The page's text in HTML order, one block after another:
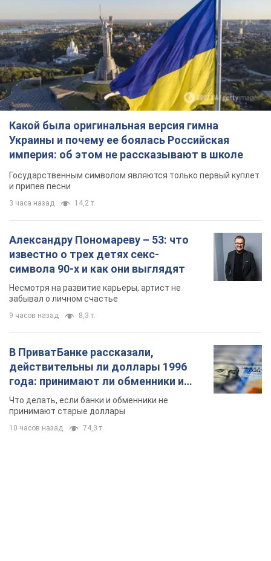
Какой была оригинальная версия гимна
Украины и почему ее боялась Российская
империя: об этом не рассказывают в школе
Государственным символом являются только первый куплет
и припев песни
3 часа назад 14,2 т.
Александру Пономареву – 53: что
известно о трех детях секс-
символа 90-х и как они выглядят
Несмотря на развитие карьеры, артист не
забывал о личном счастье
9 часов назад 8,3 т.
В ПриватБанке рассказали,
действительны ли доллары 1996
года: принимают ли обменники и
банки такие купюры
Что делать, если банки и обменники не
принимают старые доллары
10 часов назад 74,3 т.